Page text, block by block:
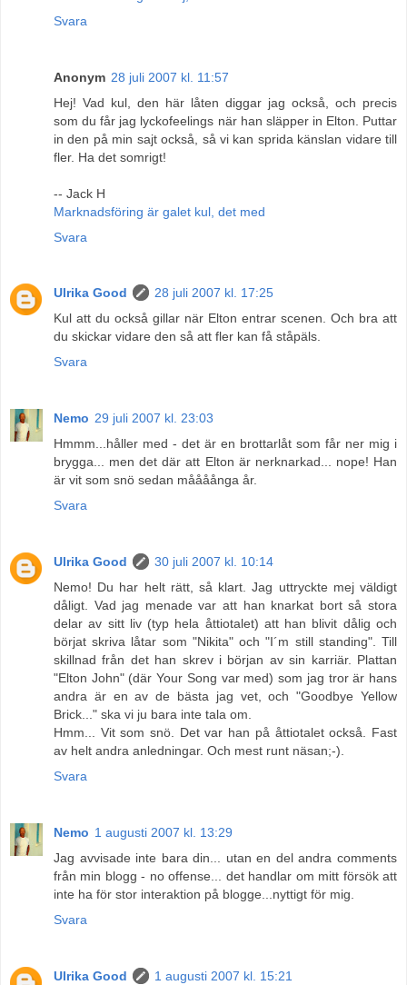
Svara
Anonym 28 juli 2007 kl. 11:57
Hej! Vad kul, den här låten diggar jag också, och precis
som du får jag lyckofeelings när han släpper in Elton. Puttar
in den på min sajt också, så vi kan sprida känslan vidare till
fler. Ha det somrigt!
-- Jack H
Marknadsföring är galet kul, det med
Svara
Ulrika Good
28 juli 2007 kl. 17:25
Kul att du också gillar när Elton entrar scenen. Och bra att
du skickar vidare den så att fler kan få ståpäls.
Svara
Nemo 29 juli 2007 kl. 23:03
Hmmm...håller med - det är en brottarlåt som får ner mig i
brygga... men det där att Elton är nerknarkad... nope! Han
är vit som snö sedan måååånga år.
Svara
Ulrika Good
30 juli 2007 kl. 10:14
Nemo! Du har helt rätt, så klart. Jag uttryckte mej väldigt
dåligt. Vad jag menade var att han knarkat bort så stora
delar av sitt liv (typ hela åttiotalet) att han blivit dålig och
börjat skriva låtar som "Nikita" och "I´m still standing". Till
skillnad från det han skrev i början av sin karriär. Plattan
"Elton John" (där Your Song var med) som jag tror är hans
andra är en av de bästa jag vet, och "Goodbye Yellow
Brick..." ska vi ju bara inte tala om.
Hmm... Vit som snö. Det var han på åttiotalet också. Fast
av helt andra anledningar. Och mest runt näsan;-).
Svara
Nemo 1 augusti 2007 kl. 13:29
Jag avvisade inte bara din... utan en del andra comments
från min blogg - no offense... det handlar om mitt försök att
inte ha för stor interaktion på blogge...nyttigt för mig.
Svara
Ulrika Good
1 augusti 2007 kl. 15:21